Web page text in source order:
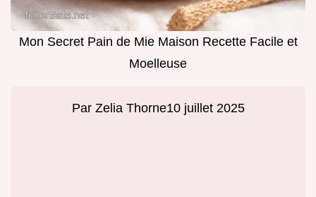
Mon Secret Pain de Mie Maison Recette Facile et
Moelleuse
Par Zelia Thorne10 juillet 2025